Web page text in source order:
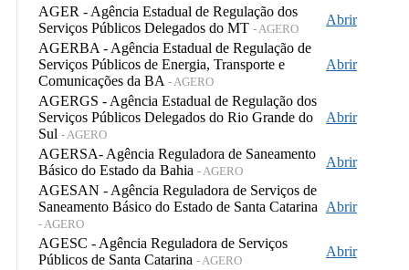
AGER - Agência Estadual de Regulação dos
Serviços Públicos Delegados do MT - AGERO
Abrir
AGERBA - Agência Estadual de Regulação de
Serviços Públicos de Energia, Transporte e
Comunicações da BA - AGERO
Abrir
AGERGS - Agência Estadual de Regulação dos
Serviços Públicos Delegados do Rio Grande do
Sul - AGERO
Abrir
AGERSA- Agência Reguladora de Saneamento
Básico do Estado da Bahia - AGERO
Abrir
AGESAN - Agência Reguladora de Serviços de
Saneamento Básico do Estado de Santa Catarina
- AGERO
Abrir
AGESC - Agência Reguladora de Serviços
Públicos de Santa Catarina - AGERO
Abrir